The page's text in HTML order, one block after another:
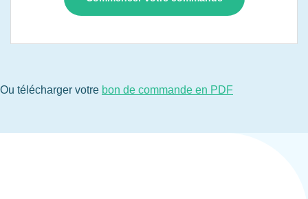
Ou télécharger votre bon de commande en PDF